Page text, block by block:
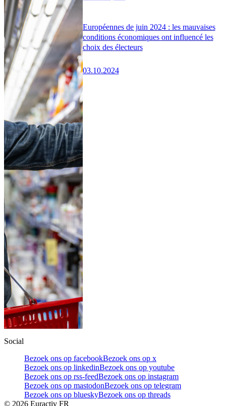
Européennes de juin 2024 : les mauvaises
conditions économiques ont influencé les
choix des électeurs
03.10.2024
Social
Bezoek ons op facebookBezoek ons op x
Bezoek ons op linkedinBezoek ons op youtube
Bezoek ons op rss-feedBezoek ons op instagram
Bezoek ons op mastodonBezoek ons op telegram
Bezoek ons op blueskyBezoek ons op threads
© 2026 Euractiv FR